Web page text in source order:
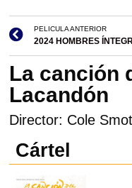
PELICULA ANTERIOR
2024 HOMBRES
La canción
Lacandón
Director: Cole
Cártel